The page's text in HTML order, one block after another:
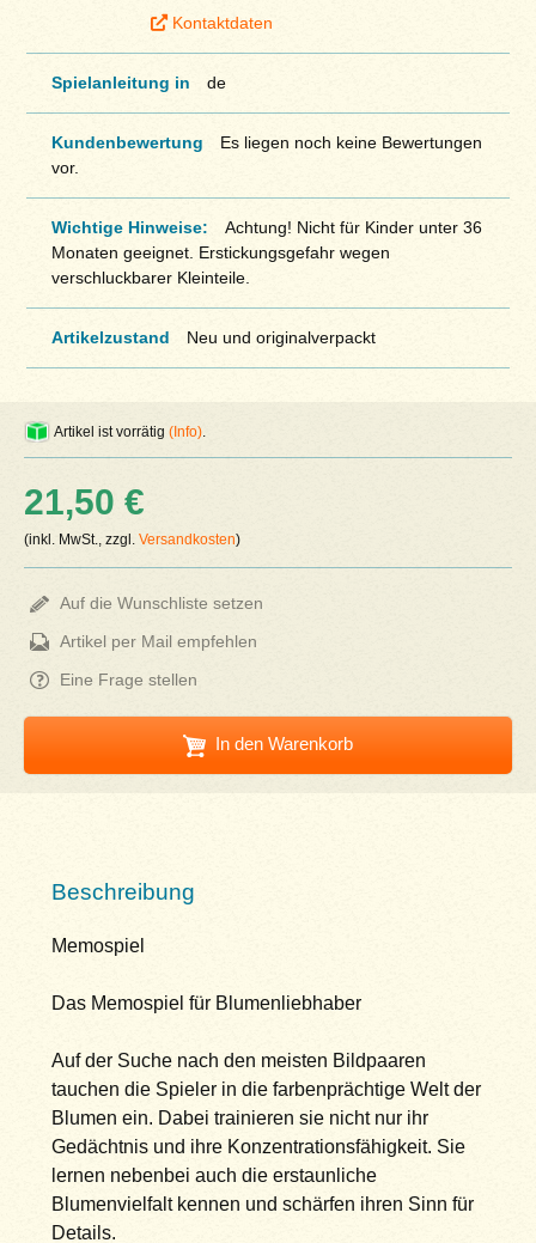
Kontaktdaten
Spielanleitung in de
Kundenbewertung
Es liegen noch keine Bewertungen
vor.
Wichtige Hinweise:
Achtung! Nicht für Kinder unter 36
Monaten geeignet. Erstickungsgefahr wegen
verschluckbarer Kleinteile.
Artikelzustand Neu und originalverpackt
Artikel ist vorrätig(Info)
21,50 €
(inkl. MwSt., zzgl.Versandkosten)
Auf die Wunschliste setzen
Artikel per Mail empfehlen
Eine Frage stellen
In den Warenkorb
Beschreibung
Memospiel
Das Memospiel für Blumenliebhaber
Auf der Suche nach den meisten Bildpaaren
tauchen die Spieler in die farbenprächtige Welt der
Blumen ein. Dabei trainieren sie nicht nur ihr
Gedächtnis und ihre Konzentrationsfähigkeit. Sie
lernen nebenbei auch die erstaunliche
Blumenvielfalt kennen und schärfen ihren Sinn für
Details.